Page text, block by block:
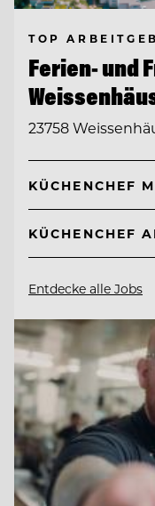
TOP
Ferien- und
23758
KÜCHENCHEF
KÜCHENCHEF
Entdecke alle Jobs